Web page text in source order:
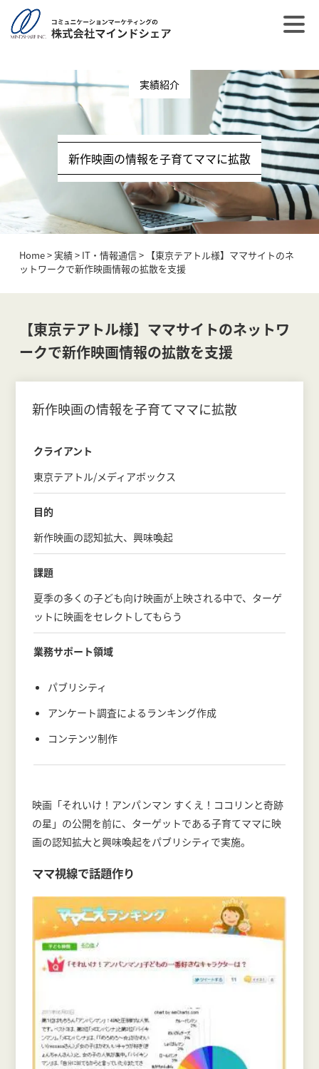
post_type = post
実績紹介
新作映画の情報を子育てママに拡散
Home>実績> IT・情報通信> 【東京テアトル様】ママサイトのネ
ットワークで新作映画情報の拡散を支援
【東京テアトル様】ママサイトのネットワ
ークで新作映画情報の拡散を支援
新作映画の情報を子育てママに拡散
クライアント
東京テアトル/メディアボックス
目的
新作映画の認知拡大、興味喚起
課題
夏季の多くの子ども向け映画が上映される中で、ターゲ
ットに映画をセレクトしてもらう
業務サポート領域
パブリシティ
アンケート調査によるランキング作成
コンテンツ制作
映画「それいけ！アンパンマン すくえ！ココリンと奇跡
の星」の公開を前に、ターゲットである子育てママに映
画の認知拡大と興味喚起をパブリシティで実施。
ママ視線で話題作り